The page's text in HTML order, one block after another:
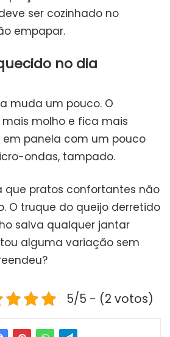
ser cozinhado no
empapar.
no dia
muda um pouco. O
molho e fica mais
em panela com um pouco
ondas, tampado.
que pratos confortantes não
O truque do queijo derretido
salva qualquer jantar
alguma variação sem
5/5 - (2 votos)